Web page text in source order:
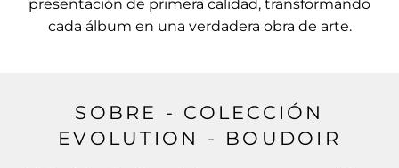
presentación de primera calidad, transformando
cada álbum en una verdadera obra de arte.
SOBRE - COLECCIÓN
EVOLUTION - BOUDOIR